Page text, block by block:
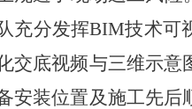
充分发挥BIM技术可
交底视频与三维示
安装位置及施工先